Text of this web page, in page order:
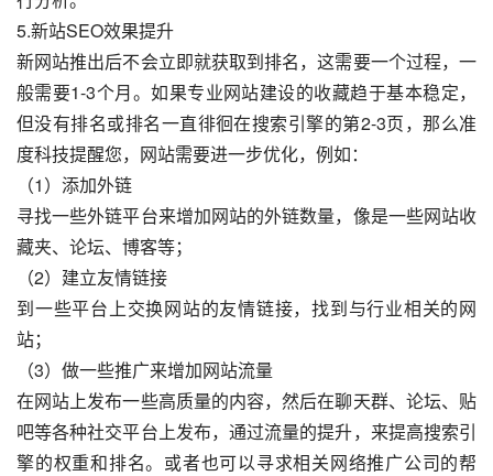
5.新站SEO效果提升
新网站推出后不会立即就获取到排名，这需要一个过程，一
般需要1-3个月。如果专业网站建设的收藏趋于基本稳定，
但没有排名或排名一直徘徊在搜索引擎的第2-3页，那么准
度科技提醒您，网站需要进一步优化，例如：
（1）添加外链
寻找一些外链平台来增加网站的外链数量，像是一些网站收
藏夹、论坛、博客等；
（2）建立友情链接
到一些平台上交换网站的友情链接，找到与行业相关的网
站；
（3）做一些推广来增加网站流量
在网站上发布一些高质量的内容，然后在聊天群、论坛、贴
吧等各种社交平台上发布，通过流量的提升，来提高搜索引
擎的权重和排名。或者也可以寻求相关网络推广公司的帮